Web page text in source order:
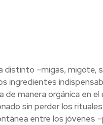
distinto –migas, migote,
ingredientes
manera orgánica en
sin perder los
entre los jóvenes